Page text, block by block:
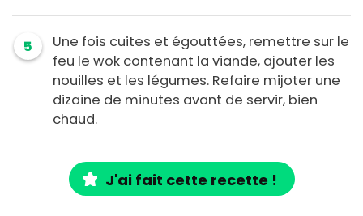
5
Une fois cuites et égouttées, remettre sur le
feu le wok contenant la viande, ajouter les
nouilles et les légumes. Refaire mijoter une
dizaine de minutes avant de servir, bien
chaud.
J'ai fait cette recette !